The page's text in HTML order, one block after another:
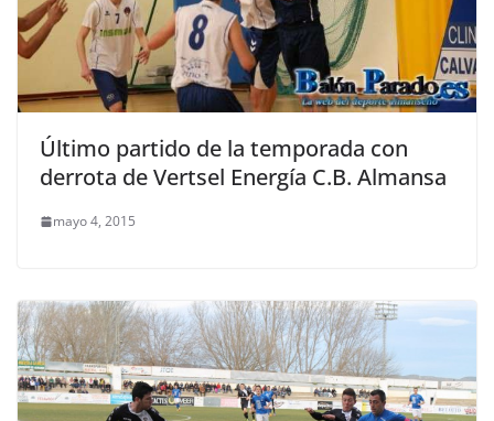
Último partido de la temporada con
derrota de Vertsel Energía C.B. Almansa
mayo 4, 2015